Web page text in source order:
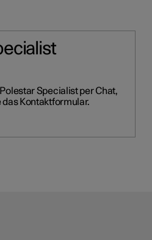
Specialist per Chat,
das Kontaktformular.